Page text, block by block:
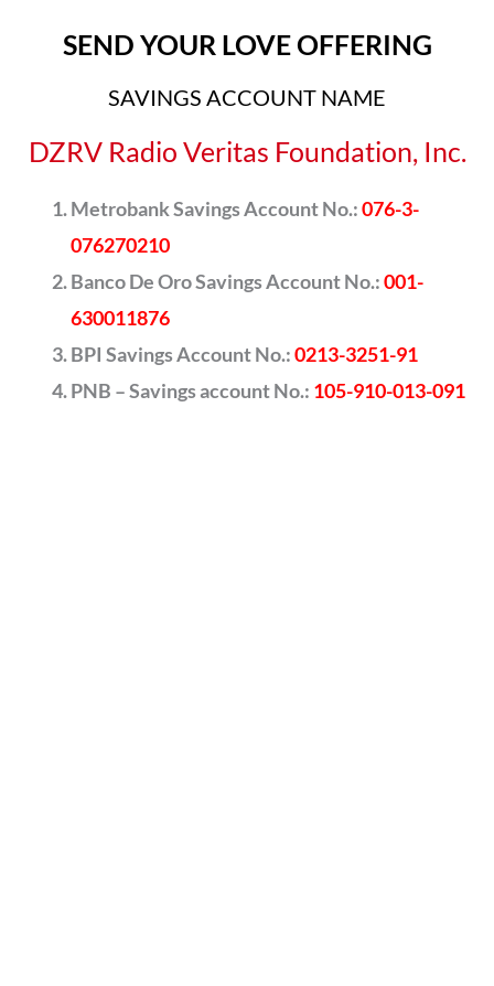
SEND YOUR LOVE OFFERING
SAVINGS ACCOUNT NAME
DZRV Radio Veritas Foundation, Inc.
Metrobank Savings Account No.:076-3-
076270210
Banco De Oro Savings Account No.:001-
630011876
BPI Savings Account No.:0213-3251-91
PNB – Savings account No.: 105-910-013-091